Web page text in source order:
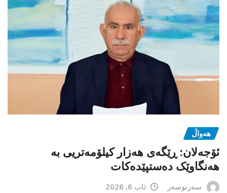
هەواڵ
ئۆجەلان: ڕێگەی هەزار کیلۆمەتریی بە
هەنگاوێک دەستپێدەکات
سەرنوسەر ئاب 6, 2026